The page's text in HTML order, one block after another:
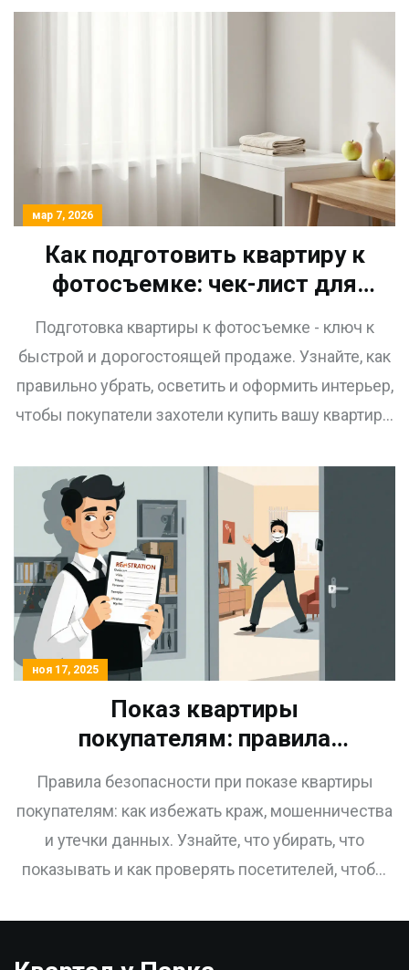
мар 7, 2026
Как подготовить квартиру к
фотосъемке: чек-лист для
продавца недвижимости
Подготовка квартиры к фотосъемке - ключ к
быстрой и дорогостоящей продаже. Узнайте, как
правильно убрать, осветить и оформить интерьер,
чтобы покупатели захотели купить вашу квартиру.
ноя 17, 2025
Показ квартиры
покупателям: правила
безопасности для продавца
Правила безопасности при показе квартиры
покупателям: как избежать краж, мошенничества
и утечки данных. Узнайте, что убирать, что
показывать и как проверять посетителей, чтобы